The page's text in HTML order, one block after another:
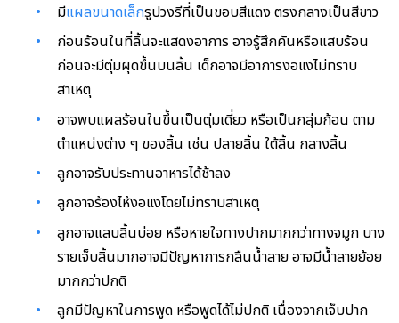
มีแผลขนาดเล็กรูปวงรีที่เป็นขอบสีแดง ตรงกลางเป็นสีขาว
ก่อนร้อนในที่ลิ้นจะแสดงอาการ อาจรู้สึกคันหรือแสบร้อน
ก่อนจะมีตุ่มผุดขึ้นบนลิ้น เด็กอาจมีอาการงอแงไม่ทราบ
สาเหตุ
อาจพบแผลร้อนในขึ้นเป็นตุ่มเดี่ยว หรือเป็นกลุ่มก้อน ตาม
ตำแหน่งต่าง ๆ ของลิ้น เช่น ปลายลิ้น ใต้ลิ้น กลางลิ้น
ลูกอาจรับประทานอาหารได้ช้าลง
ลูกอาจร้องไห้งอแงโดยไม่ทราบสาเหตุ
ลูกอาจแลบลิ้นบ่อย หรือหายใจทางปากมากกว่าทางจมูก บาง
รายเจ็บลิ้นมากอาจมีปัญหาการกลืนน้ำลาย อาจมีน้ำลายย้อย
มากกว่าปกติ
ลูกมีปัญหาในการพูด หรือพูดได้ไม่ปกติ เนื่องจากเจ็บปาก